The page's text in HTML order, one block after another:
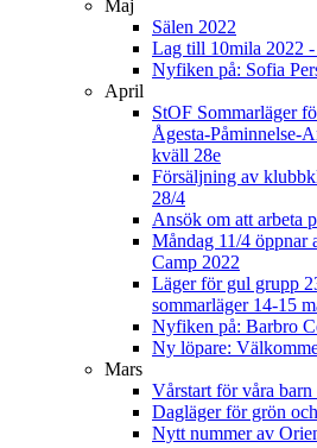
Maj
Sälen 2022
Lag till 10mila 2022
Nyfiken på: Sofia
April
StOF Sommarläger
Ågesta-Påminnelse-
kväll 28e
Försäljning av
28/4
Ansök om att arbeta
Måndag 11/4 öppnar
Camp 2022
Läger för gul grupp
sommarläger 14-15
Nyfiken på: Barbro
Ny löpare:
Mars
Vårstart för våra
Dagläger för grön
Nytt nummer av